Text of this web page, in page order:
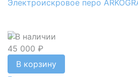
Электроискровое перо
В наличии
45 000 ₽
В корзину